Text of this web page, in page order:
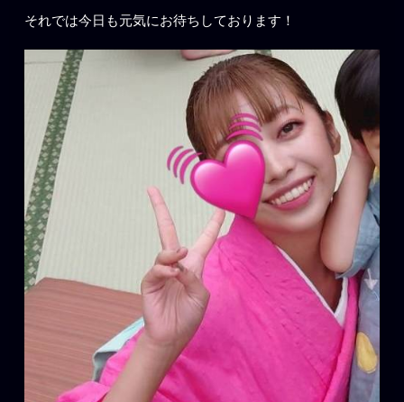
それでは今日も元気にお待ちしております！